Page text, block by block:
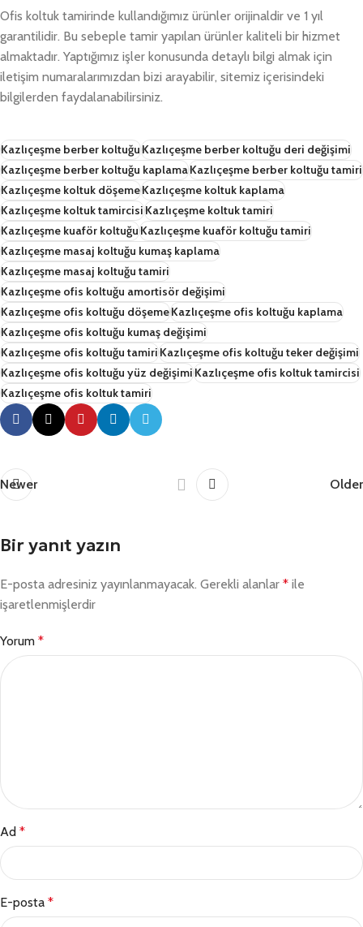
Ofis koltuk tamirinde kullandığımız ürünler orijinaldir ve 1 yıl
garantilidir. Bu sebeple tamir yapılan ürünler kaliteli bir hizmet
almaktadır. Yaptığımız işler konusunda detaylı bilgi almak için
iletişim numaralarımızdan bizi arayabilir, sitemiz içerisindeki
bilgilerden faydalanabilirsiniz.
Kazlıçeşme berber koltuğuKazlıçeşme berber koltuğu deri değişimi
Kazlıçeşme berber koltuğu kaplamaKazlıçeşme berber koltuğu tamiri
Kazlıçeşme koltuk döşemeKazlıçeşme koltuk kaplama
Kazlıçeşme koltuk tamircisiKazlıçeşme koltuk tamiri
Kazlıçeşme kuaför koltuğuKazlıçeşme kuaför koltuğu tamiri
Kazlıçeşme masaj koltuğu kumaş kaplama
Kazlıçeşme masaj koltuğu tamiri
Kazlıçeşme ofis koltuğu amortisör değişimi
Kazlıçeşme ofis koltuğu döşemeKazlıçeşme ofis koltuğu kaplama
Kazlıçeşme ofis koltuğu kumaş değişimi
Kazlıçeşme ofis koltuğu tamiriKazlıçeşme ofis koltuğu teker değişimi
Kazlıçeşme ofis koltuğu yüz değişimiKazlıçeşme ofis koltuk tamircisi
Kazlıçeşme ofis koltuk tamiri
Newer Older
Bir yanıt yazın
E-posta adresiniz yayınlanmayacak. Gerekli alanlar * ile
işaretlenmişlerdir
Yorum *
Ad *
E-posta *